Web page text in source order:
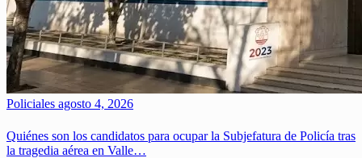
Policiales agosto 4, 2026
Quiénes son los candidatos para ocupar la Subjefatura de Policía tras
la tragedia aérea en Valle…